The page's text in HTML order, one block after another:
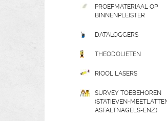
PROEFMATERIAAL OP
BINNENPLEISTER
DATALOGGERS
THEODOLIETEN
RIOOL LASERS
SURVEY TOEBEHOREN
(STATIEVEN-
ASFALTNAGELS-ENZ.)